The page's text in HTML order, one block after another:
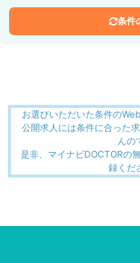
条件
お選びいただいた条件の
公開求人には条件に合った
んの
是非、マイナビDOCTORの
録くだ